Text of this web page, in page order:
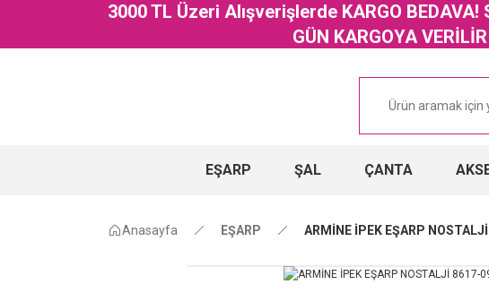
3000 TL Üzeri Alışverişlerde KARGO BEDAVA!
GÜN KARGOYA
EŞARP ŞAL ÇANTA
Anasayfa EŞARP ARMİNE İPEK EŞARP